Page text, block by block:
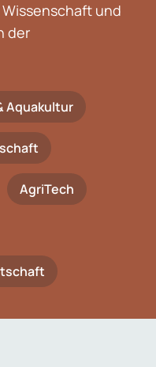
und
der
Aquakultur
AgriTech